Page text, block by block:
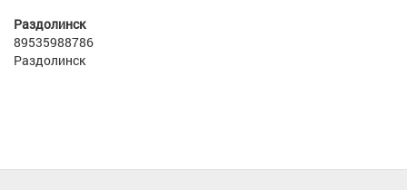
Раздолинск
89535988786
Раздолинск